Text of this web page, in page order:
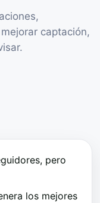
captación,
pero
los mejores